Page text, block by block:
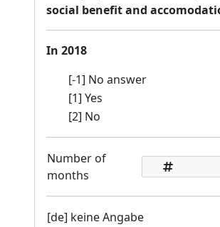
social benefit and
In 2018
[-1] No answer
[1] Yes
[2] No
Number of
months
[de] keine Angabe